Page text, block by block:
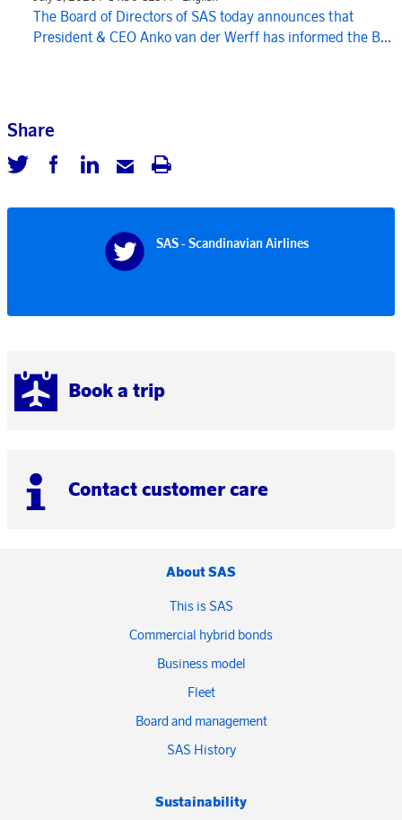
Book a trip
Contact customer care
The Board of Directors of SAS today announces that
President & CEO Anko van der Werff has informed the B...
Share
SAS - Scandinavian Airlines
About SAS
This is SAS
Commercial hybrid bonds
Business model
Fleet
Board and management
SAS History
Sustainability